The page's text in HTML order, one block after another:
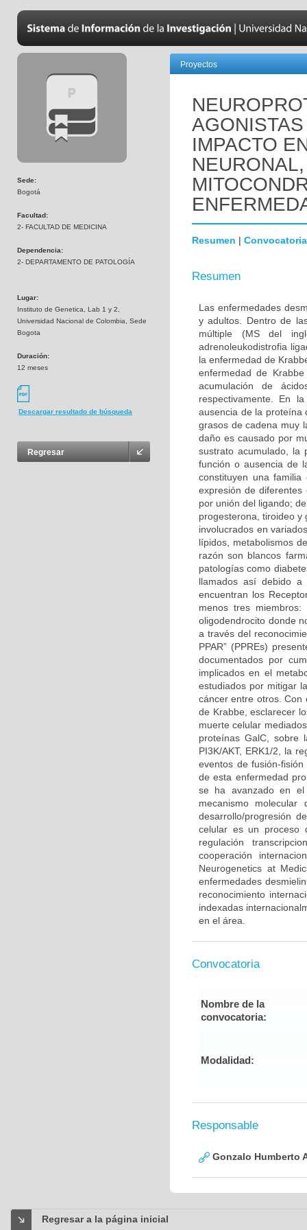
Sede:
Bogotá
Facultad:
2- FACULTAD DE MEDICINA
Dependencia:
2- DEPARTAMENTO DE PATOLOGÍA
Lugar:
Instituto de Genetica, Lab 1 y 2,
Universidad Nacional de Colombia, Sede
Bogota
Duración:
12 meses
Descargar resultado de búsqueda
Regresar
Proyectos
IMPACTO
Resumen | Convocatoria
Resumen
Las enfermedades
y adultos. Dentro de
múltiple (MS del
adrenoleukodistrofia
la enfermedad de
enfermedad de
acumulación de
respectivamente. En
ausencia de la proteína
grasos de cadena muy
daño es causado por
sustrato acumulado, la
función o ausencia de
constituyen una
expresión de
por unión del ligando;
progesterona, tiroideo y
involucrados en
lípidos, metabolismos
razón son blancos
patologías como
llamados así debido
encuentran los
menos tres miembros:
oligodendrocito donde
a través del
PPAR” (PPREs)
documentados por
implicados en el
estudiados por mitigar
cáncer entre otros. Con
de Krabbe, esclarecer
muerte celular
proteínas GalC, sobre
PI3K/AKT, ERK1/2, la
eventos de fusión-
de esta enfermedad
se ha avanzado en el
mecanismo
desarrollo/progresión
celular es un proceso
regulación
cooperación
Neurogenetics at
enfermedades
reconocimiento
indexadas
en el área.
Convocatoria
Nombre de la
convocatoria:
Modalidad:
Responsable
Gonzalo Humberto
Regresar a la página inicial